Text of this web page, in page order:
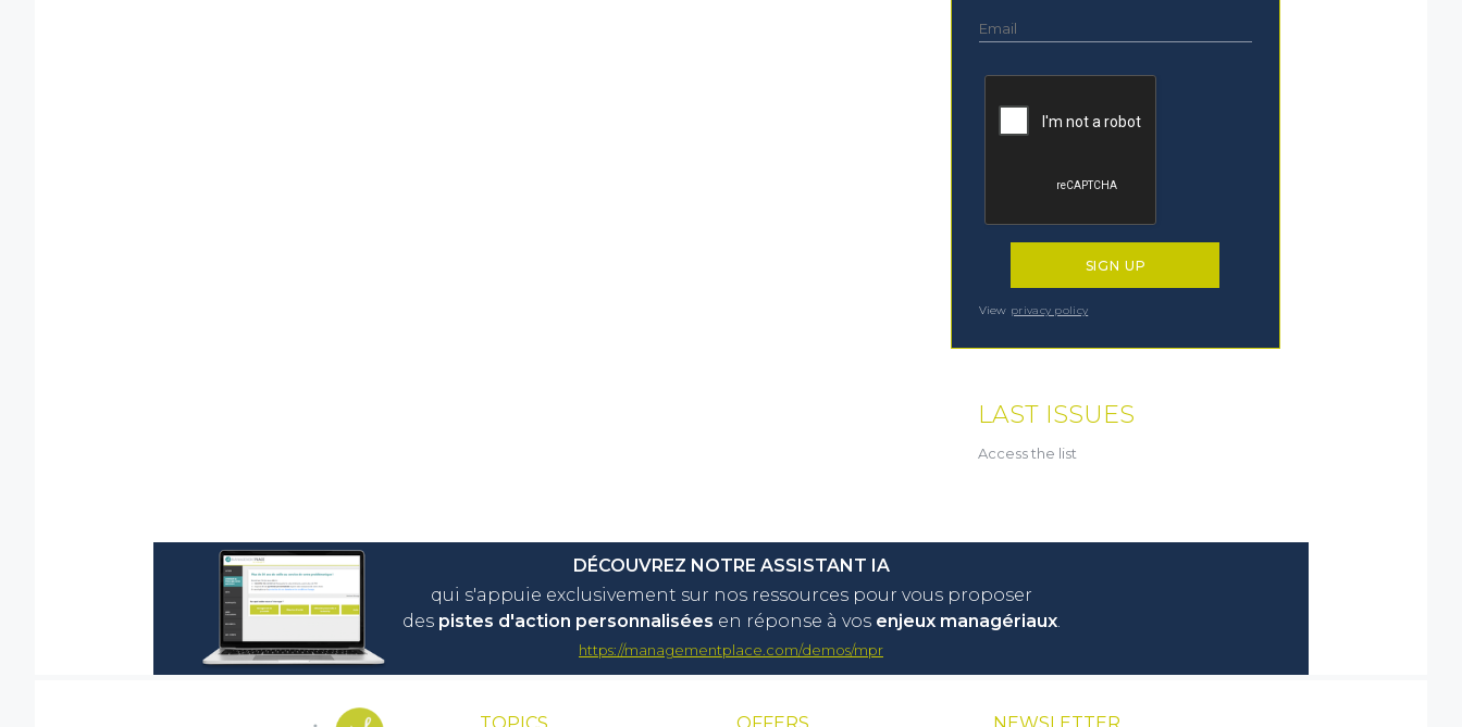
View privacy policy
LAST ISSUES
Access the list
DÉCOUVREZ NOTRE ASSISTANT IA
qui s'appuie exclusivement sur nos ressources pour vous proposer
des pistes d'action personnalisées en réponse à vos enjeux managériaux.
https://managementplace.com/demos/mpr